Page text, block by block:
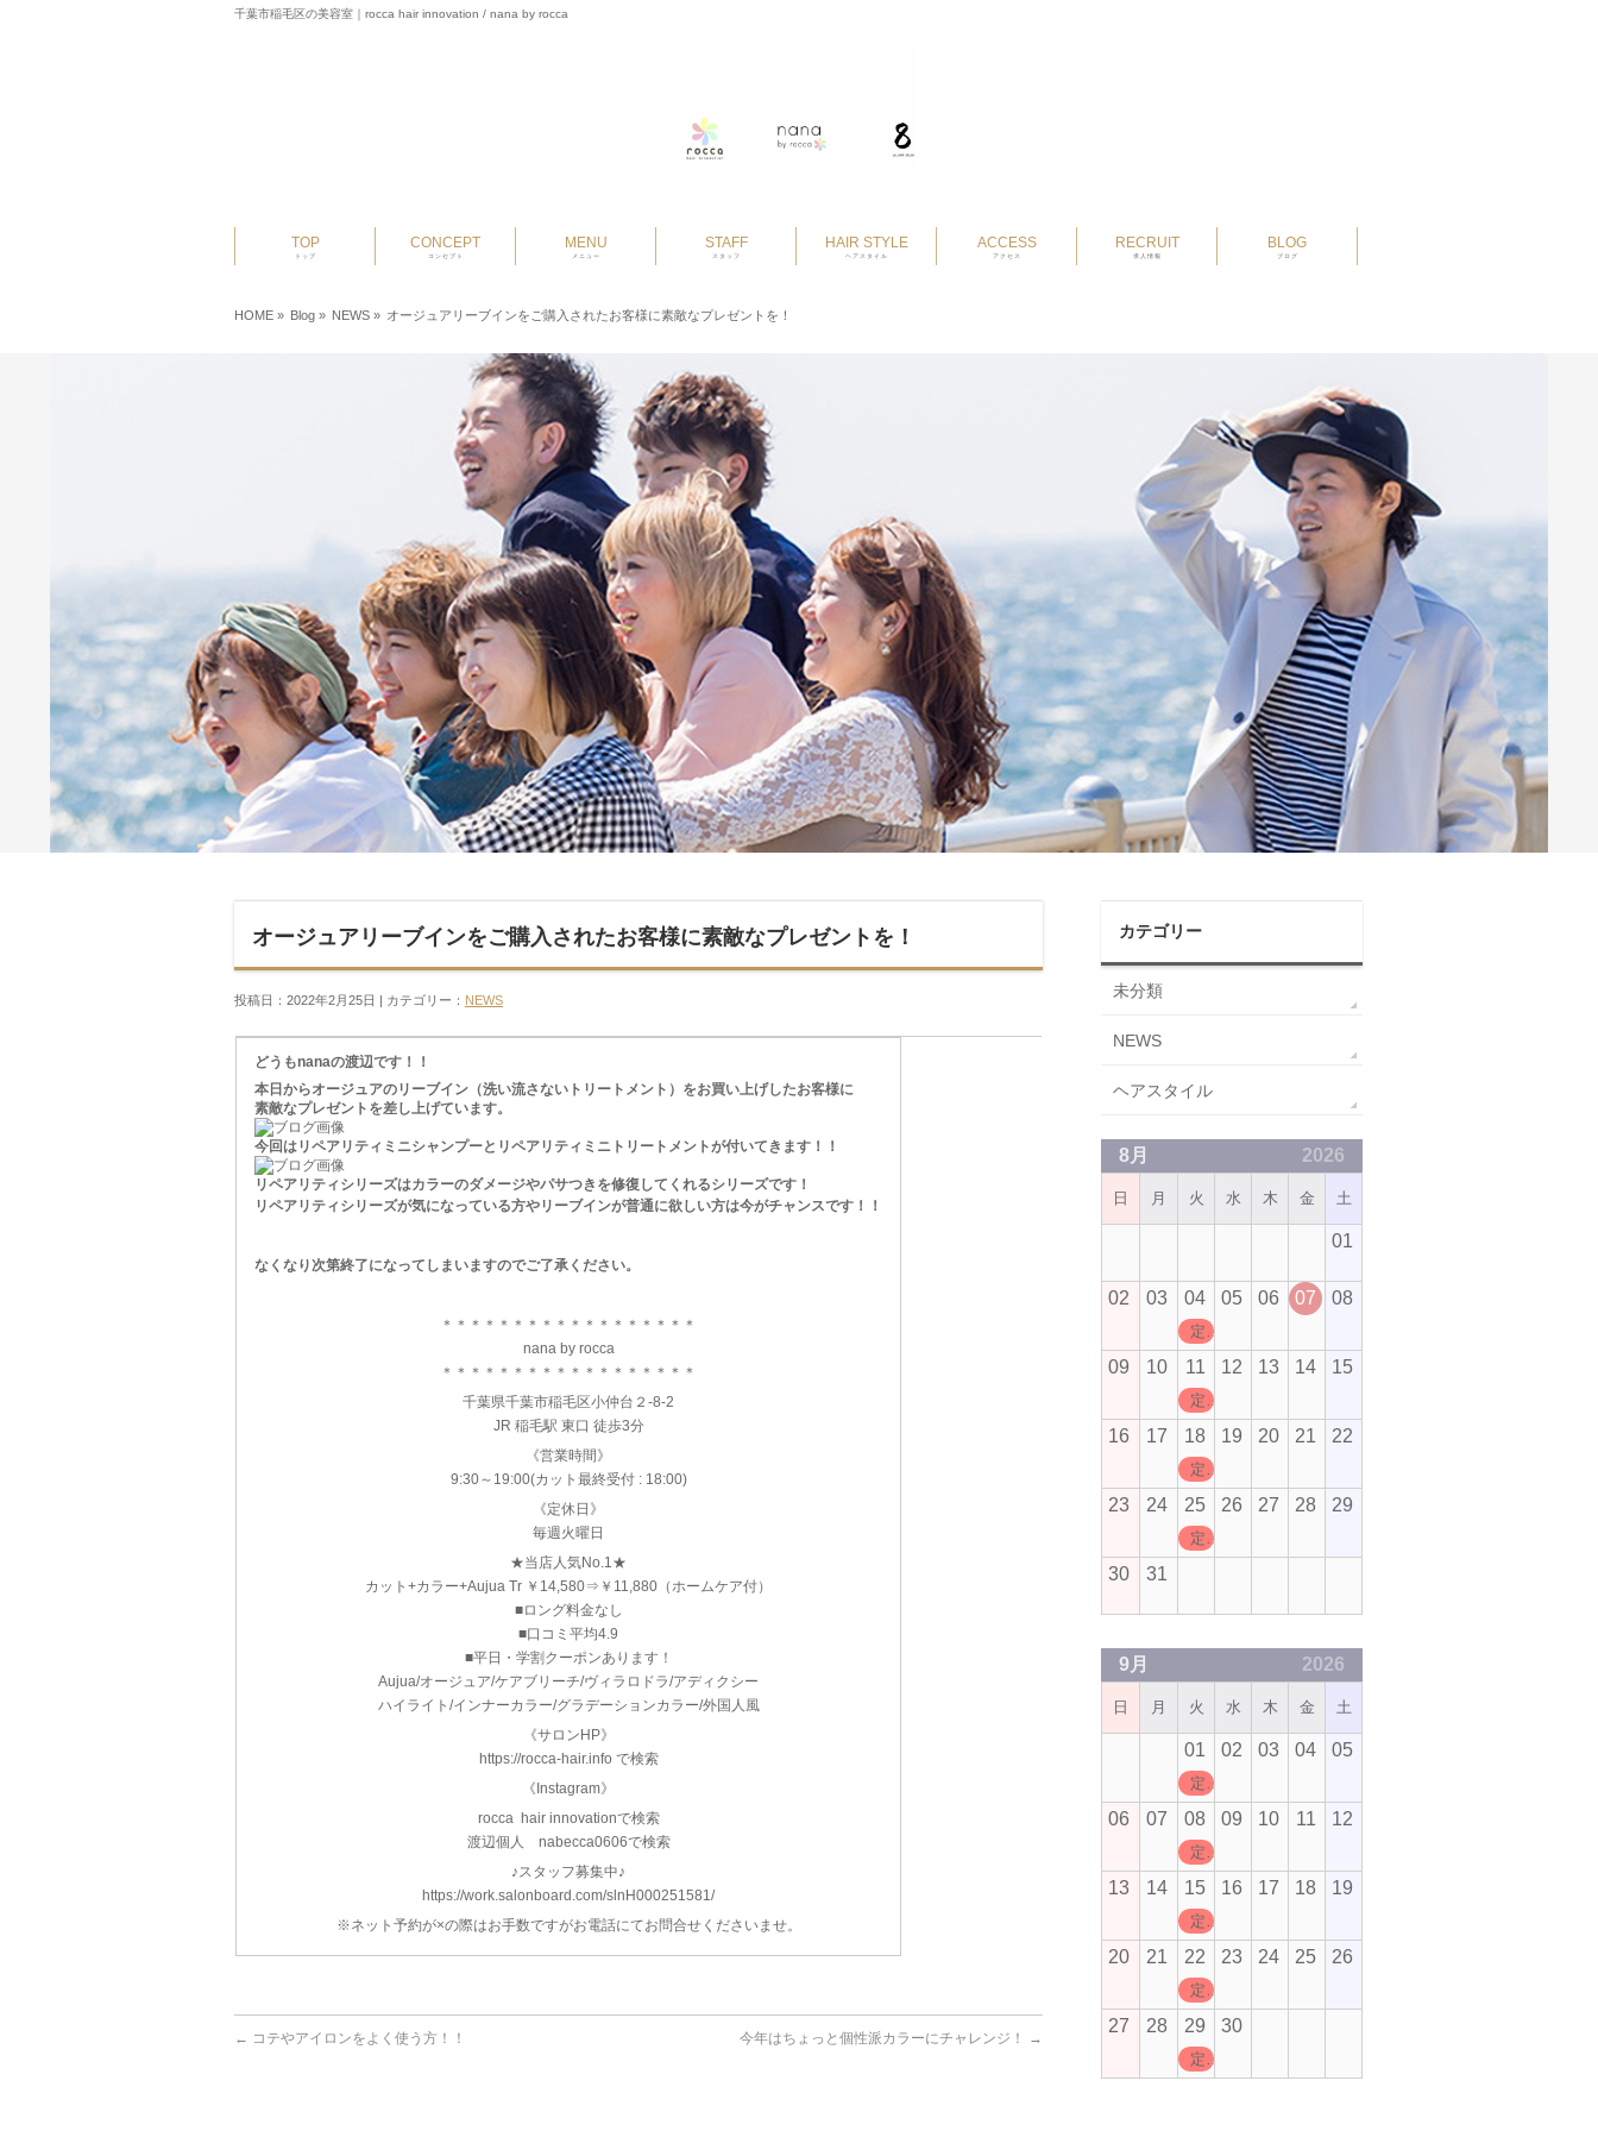
千葉市稲毛区の美容室｜rocca hair innovation / nana by rocca
TOP
トップ
CONCEPT
コンセプト
MENU
メニュー
STAFF
スタッフ
HAIR STYLE
ヘアスタイル
ACCESS
アクセス
RECRUIT
求人情報
BLOG
ブログ
HOME » Blog » NEWS » オージュアリーブインをご購入されたお客様に素敵なプレゼントを！
オージュアリーブインをご購入されたお客様に素敵なプレゼントを！
投稿日：2022年2月25日 | カテゴリー： NEWS
どうもnanaの渡辺です！！
本日からオージュアのリーブイン（洗い流さないトリートメント）をお買い上げしたお客様に
素敵なプレゼントを差し上げています。
今回はリペアリティミニシャンプーとリペアリティミニトリートメントが付いてきます！！
リペアリティシリーズはカラーのダメージやパサつきを修復してくれるシリーズです！
リペアリティシリーズが気になっている方やリーブインが普通に欲しい方は今がチャンスです！！
なくなり次第終了になってしまいますのでご了承ください。
＊＊＊＊＊＊＊＊＊＊＊＊＊＊＊＊＊＊
nana by rocca
＊＊＊＊＊＊＊＊＊＊＊＊＊＊＊＊＊＊
千葉県千葉市稲毛区小仲台２-8-2
JR 稲毛駅 東口 徒歩3分
《営業時間》
9:30～19:00(カット最終受付 : 18:00)
《定休日》
毎週火曜日
★当店人気No.1★
カット+カラー+Aujua Tr ￥14,580⇒￥11,880（ホームケア付）
■ロング料金なし
■口コミ平均4.9
■平日・学割クーポンあります！
Aujua/オージュア/ケアブリーチ/ヴィラロドラ/アディクシー
ハイライト/インナーカラー/グラデーションカラー/外国人風
《サロンHP》
https://rocca-hair.info で検索
《Instagram》
rocca hair innovationで検索
渡辺個人 nabecca0606で検索
♪スタッフ募集中♪
https://work.salonboard.com/slnH000251581/
※ネット予約が×の際はお手数ですがお電話にてお問合せくださいませ。
← コテやアイロンをよく使う方！！ 今年はちょっと個性派カラーにチャレンジ！ →
カテゴリー
未分類
NEWS
ヘアスタイル
8月 2026
日 月 火 水 木 金 土
01
02 03 04
定休日
05 06 07 08
09 10 11
定休日
12 13 14 15
16 17 18
定休日
19 20 21 22
23 24 25
定休日
26 27 28 29
30 31
9月 2026
日 月 火 水 木 金 土
01
定休日
02 03 04 05
06 07 08
定休日
09 10 11 12
13 14 15
定休日
16 17 18 19
20 21 22
定休日
23 24 25 26
27 28 29
定休日
30